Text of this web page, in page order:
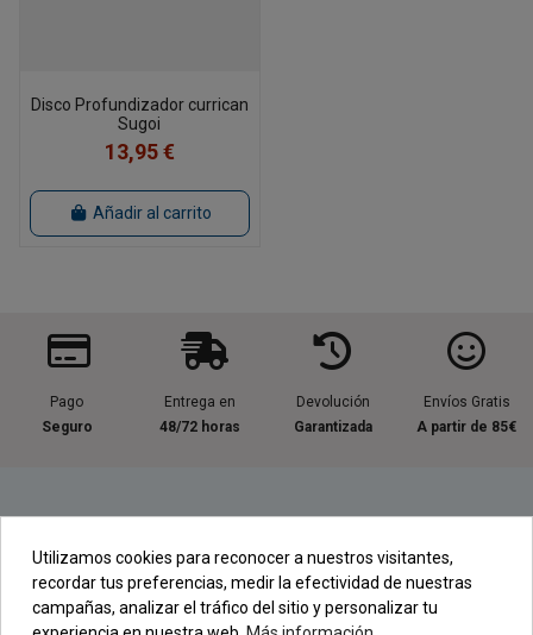
Disco Profundizador currican
Sugoi
13,95 €
Añadir al carrito
Pago
Seguro
Entrega en
48/72 horas
Devolución
Garantizada
Envíos Gratis
A partir de 85€
Contacta con nosotros
Utilizamos cookies para reconocer a nuestros visitantes,
recordar tus preferencias, medir la efectividad de nuestras
campañas, analizar el tráfico del sitio y personalizar tu